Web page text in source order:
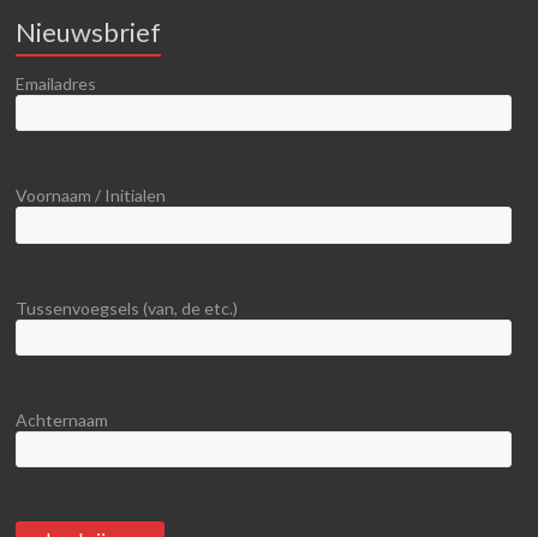
Nieuwsbrief
Emailadres
Voornaam / Initialen
Tussenvoegsels (van, de etc.)
Achternaam